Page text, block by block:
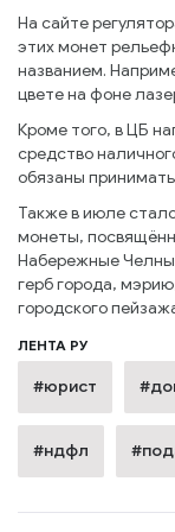
На сайте
этих монет
названием.
цвете на фоне
Кроме того, в ЦБ
средство
обязаны
Также в июле
монеты,
Набережные
герб города,
городского
ЛЕНТА РУ
#юрист
#ндфл